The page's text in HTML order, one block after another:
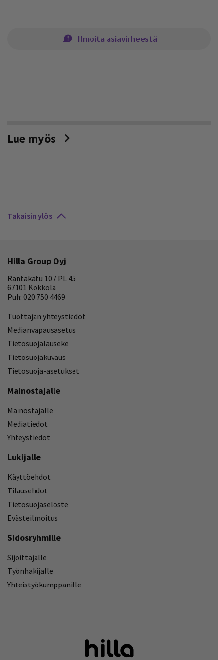
Ilmoita asiavirheestä
Lue myös
Takaisin ylös
Hilla Group Oyj
Rantakatu 10 / PL 45
67101 Kokkola
Puh: 020 750 4469
Tuottajan yhteystiedot
Medianvapausasetus
Tietosuojalauseke
Tietosuojakuvaus
Tietosuoja-asetukset
Mainostajalle
Mainostajalle
Mediatiedot
Yhteystiedot
Lukijalle
Käyttöehdot
Tilausehdot
Tietosuojaseloste
Evästeilmoitus
Sidosryhmille
Sijoittajalle
Työnhakijalle
Yhteistyökumppanille